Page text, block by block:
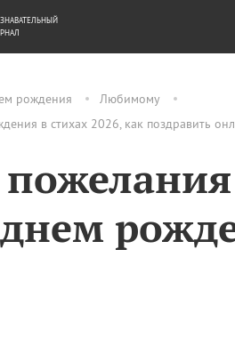
рождения
Любимому
в стихах 2026, как поздравить
ДЕНЬГИ